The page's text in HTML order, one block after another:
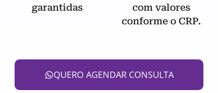
garantidas
com valores
conforme o CRP.
QUERO AGENDAR CONSULTA